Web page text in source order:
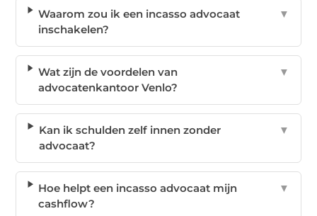
Waarom zou ik een incasso advocaat
inschakelen?
▼
Wat zijn de voordelen van
advocatenkantoor Venlo?
▼
Kan ik schulden zelf innen zonder
advocaat?
▼
Hoe helpt een incasso advocaat mijn
cashflow?
▼